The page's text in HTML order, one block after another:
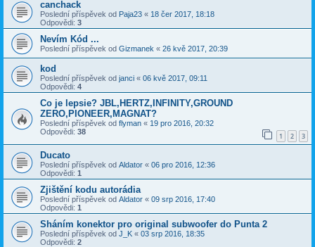
canchack
Poslední příspěvek od Paja23 « 18 čer 2017, 18:18
Odpovědi: 3
Nevím Kód ...
Poslední příspěvek od Gizmanek « 26 kvě 2017, 20:39
kod
Poslední příspěvek od janci « 06 kvě 2017, 09:11
Odpovědi: 4
Co je lepsie? JBL,HERTZ,INFINITY,GROUND
ZERO,PIONEER,MAGNAT?
Poslední příspěvek od flyman « 19 pro 2016, 20:32
Odpovědi: 38 1 2 3
Ducato
Poslední příspěvek od Aldator « 06 pro 2016, 12:36
Odpovědi: 1
Zjištění kodu autorádia
Poslední příspěvek od Aldator « 09 srp 2016, 17:40
Odpovědi: 1
Sháním konektor pro original subwoofer do Punta 2
Poslední příspěvek od J_K « 03 srp 2016, 18:35
Odpovědi: 2